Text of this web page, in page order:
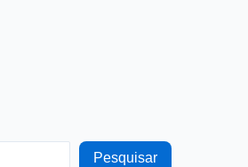
Pesquisar